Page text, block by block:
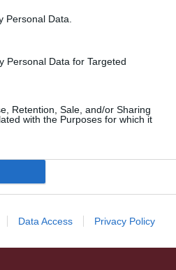
Personal Data.
Personal Data for Targeted
Retention, Sale, and/or Sharing
with the Purposes for which it
Data Access Privacy Policy